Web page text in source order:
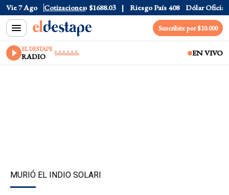
Vie 7 Ago Cotizaciones
CCL $1577.3 Euro $1688.03 Riesgo País 408 Dólar Oficial
Suscribite por $10.000
EL DESTAPE
RADIO EN VIVO
MURIÓ EL INDIO SOLARI